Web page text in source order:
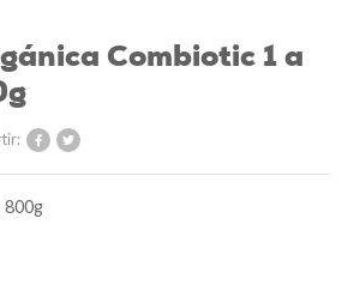
Combiotic 1 a
800g